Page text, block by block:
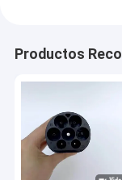
Productos